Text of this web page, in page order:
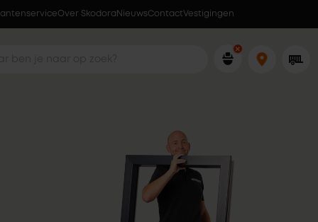
Lokaal geproduceerd in eigen fabriek
Over Skodora NieuwsContactVestigingen